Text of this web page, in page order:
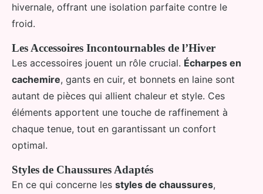
hivernale, offrant une isolation parfaite contre le
froid.
Les Accessoires Incontournables de l’Hiver
Les accessoires jouent un rôle crucial. Écharpes en
cachemire, gants en cuir, et bonnets en laine sont
autant de pièces qui allient chaleur et style. Ces
éléments apportent une touche de raffinement à
chaque tenue, tout en garantissant un confort
optimal.
Styles de Chaussures Adaptés
En ce qui concerne les styles de chaussures,